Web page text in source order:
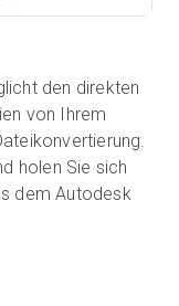
den direkten
von Ihrem
holen Sie sich
dem Autodesk